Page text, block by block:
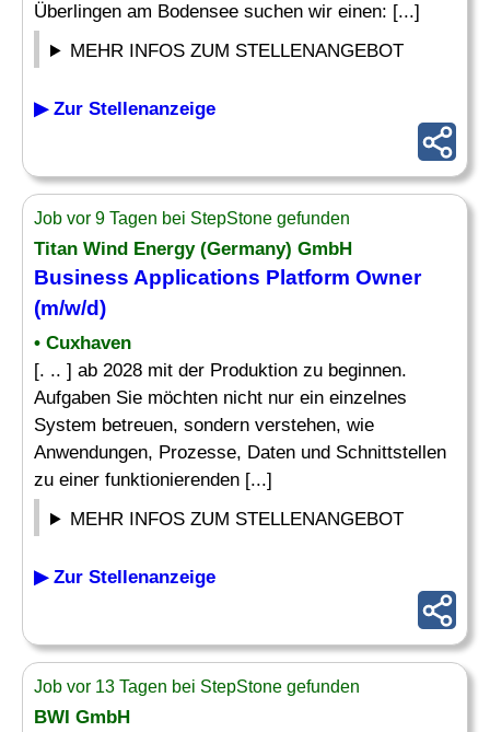
Überlingen am Bodensee suchen wir einen: [...]
MEHR INFOS ZUM STELLENANGEBOT
▶ Zur Stellenanzeige
Job vor 9 Tagen bei StepStone gefunden
Titan Wind Energy (Germany) GmbH
Business Applications Platform Owner
(m/w/d)
• Cuxhaven
[. .. ] ab 2028 mit der Produktion zu beginnen.
Aufgaben Sie möchten nicht nur ein einzelnes
System betreuen, sondern verstehen, wie
Anwendungen, Prozesse, Daten und Schnittstellen
zu einer funktionierenden [...]
MEHR INFOS ZUM STELLENANGEBOT
▶ Zur Stellenanzeige
Job vor 13 Tagen bei StepStone gefunden
BWI GmbH